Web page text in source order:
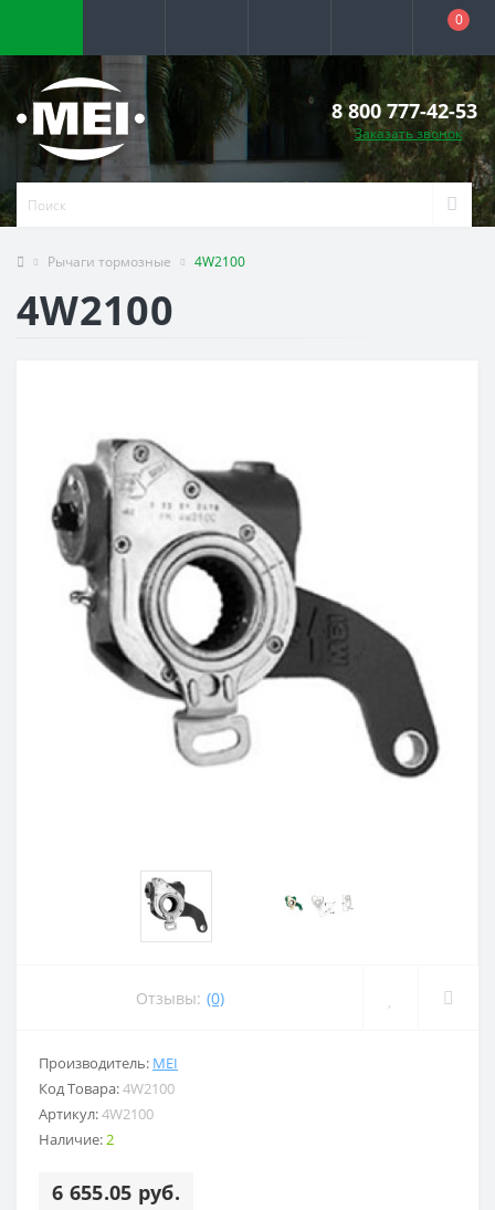
0
8 800 777-42-53
Заказать звонок
Рычаги тормозные 4W2100
4W2100
Отзывы: (0)
Производитель: MEI
Код Товара:4W2100
Артикул:4W2100
Наличие:2
6 655.05 руб.